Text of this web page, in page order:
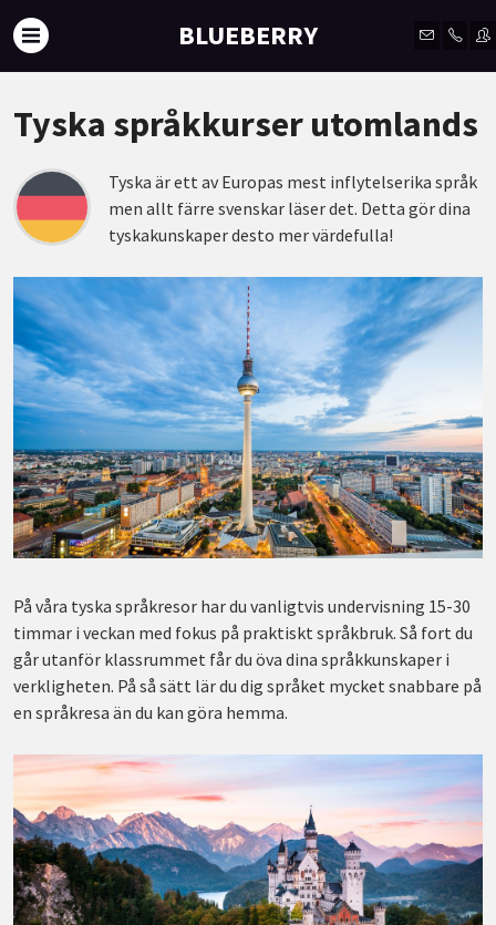
BLUEBERRY
Tyska språkkurser utomlands
Tyska är ett av Europas mest inflytelserika språk
men allt färre svenskar läser det. Detta gör dina
tyskakunskaper desto mer värdefulla!
På våra tyska språkresor har du vanligtvis undervisning 15-30
timmar i veckan med fokus på praktiskt språkbruk. Så fort du
går utanför klassrummet får du öva dina språkkunskaper i
verkligheten. På så sätt lär du dig språket mycket snabbare på
en språkresa än du kan göra hemma.